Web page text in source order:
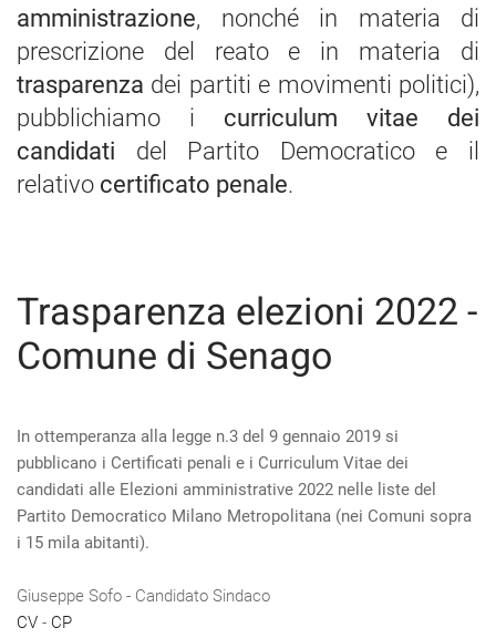
amministrazione, nonché in materia di
prescrizione del reato e in materia di
trasparenza dei partiti e movimenti politici),
pubblichiamo i curriculum vitae dei
candidati del Partito Democratico e il
relativo certificato penale.
Trasparenza elezioni 2022 -
Comune di Senago
In ottemperanza alla legge n.3 del 9 gennaio 2019 si
pubblicano i Certificati penali e i Curriculum Vitae dei
candidati alle Elezioni amministrative 2022 nelle liste del
Partito Democratico Milano Metropolitana (nei Comuni sopra
i 15 mila abitanti).
Giuseppe Sofo - Candidato Sindaco
CV - CP